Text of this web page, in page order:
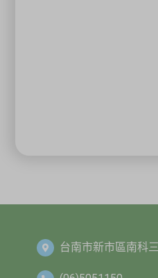
台南市新市區南科